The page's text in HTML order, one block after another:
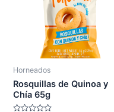
Horneados
Rosquillas de Quinoa y
Chía 65g